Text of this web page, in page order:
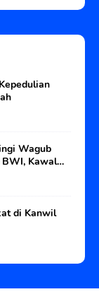
Wagub
BWI, Kawal
di Kanwil